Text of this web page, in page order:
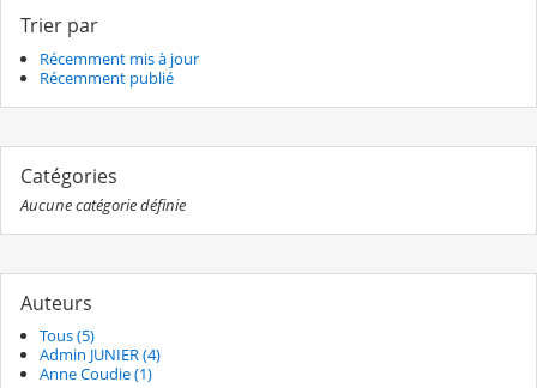
Trier par
Récemment mis à jour
Récemment publié
Catégories
Aucune catégorie définie
Auteurs
Tous (5)
Admin JUNIER (4)
Anne Coudie (1)